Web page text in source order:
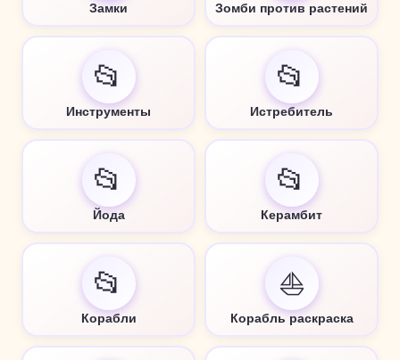
Замки Зомби против растений
📂
Инструменты
📂
Истребитель
📂
Йода
📂
Керамбит
📂
Корабли
⛵
Корабль раскраска